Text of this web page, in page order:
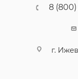
8
г.